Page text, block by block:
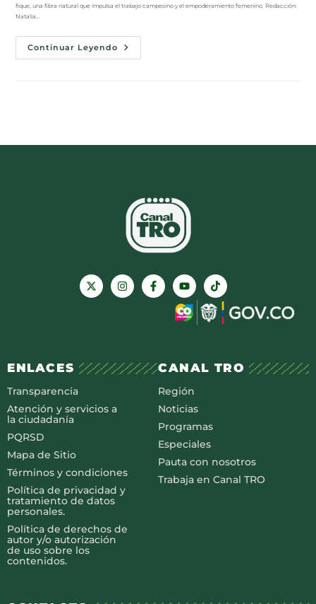
fique, una fibra natural que impulsa el trabajo campesino y el empoderamiento femenino. Redacción:
Natalia…
Continuar Leyendo
ENLACES
Transparencia
Atención y servicios a
la ciudadanía
PQRSD
Mapa de Sitio
Términos y condiciones
Política de privacidad y
tratamiento de datos
personales.
Política de derechos de
autor y/o autorización
de uso sobre los
contenidos.
CANAL TRO
Región
Noticias
Programas
Especiales
Pauta con nosotros
Trabaja en Canal TRO